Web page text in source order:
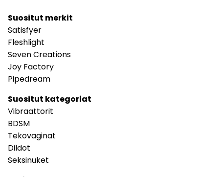
Suositut merkit
Satisfyer
Fleshlight
Seven Creations
Joy Factory
Pipedream
Suositut kategoriat
Vibraattorit
BDSM
Tekovaginat
Dildot
Seksinuket